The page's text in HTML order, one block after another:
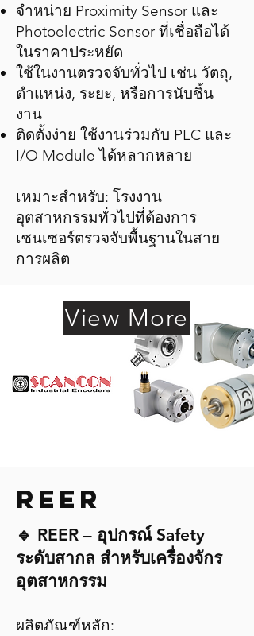
จำหน่าย Proximity Sensor และ
Photoelectric Sensor ที่เชื่อถือได้
ในราคาประหยัด
ใช้ในงานตรวจจับทั่วไป เช่น วัตถุ,
ตำแหน่ง, ระยะ, หรือการนับชิ้น
งาน
ติดตั้งง่าย ใช้งานร่วมกับ PLC และ
I/O Module ได้หลากหลาย
เหมาะสำหรับ: โรงงาน
อุตสาหกรรมทั่วไปที่ต้องการ
เซนเซอร์ตรวจจับพื้นฐานในสาย
การผลิต
View More
REER
🔹 REER – อุปกรณ์ Safety
ระดับสากล สำหรับเครื่องจักร
อุตสาหกรรม
ผลิตภัณฑ์หลัก: